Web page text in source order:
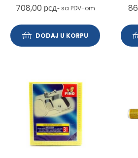
708,00 рсд~ sa PDV-om
DODAJ U KORPU